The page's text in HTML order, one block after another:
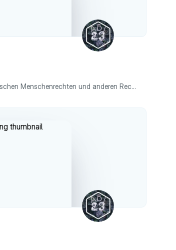
-> in historischer Perspektive - Unterschied zwischen Menschenrechten und anderen Rechten - Abwehrrechte, Teilnahmerechte und Teilhaberechte -Begründungen für die Existenz von Menschenrechten